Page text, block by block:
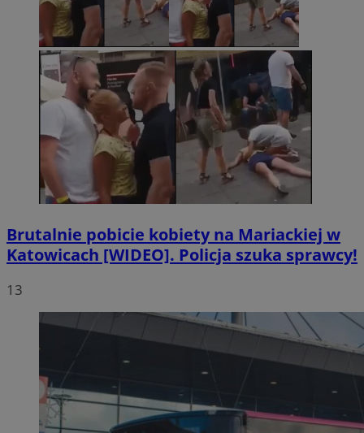
Brutalnie pobicie kobiety na Mariackiej w
Katowicach [WIDEO]. Policja szuka sprawcy!
13